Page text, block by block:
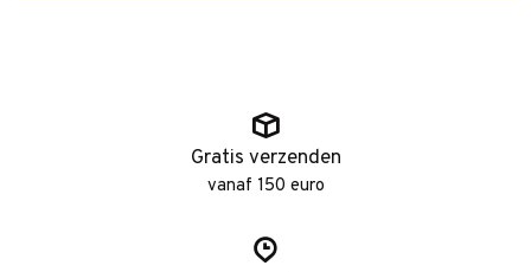
Gratis verzenden
vanaf 150 euro